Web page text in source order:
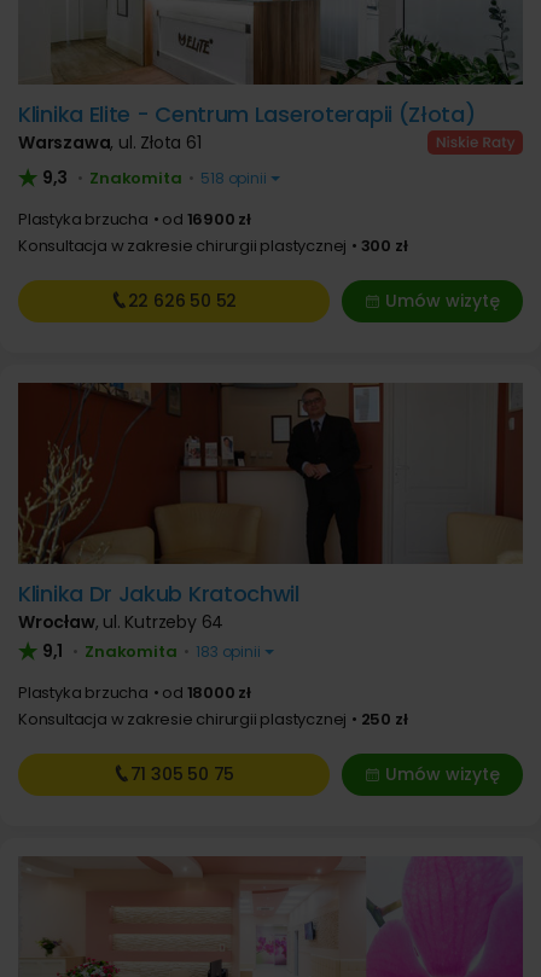
Klinika Elite - Centrum Laseroterapii (Złota)
Warszawa, ul. Złota 61
9,3 • Znakomita • 518 opinii
Plastyka brzucha od 16900 zł
Konsultacja w zakresie chirurgii plastycznej
300 zł
Umów wizytę
22 626 50 52
Klinika Dr Jakub Kratochwil
Wrocław, ul. Kutrzeby 64
9,1 • Znakomita • 183 opinii
Plastyka brzucha od 18000 zł
Konsultacja w zakresie chirurgii plastycznej
250 zł
Umów wizytę
71 305 50 75